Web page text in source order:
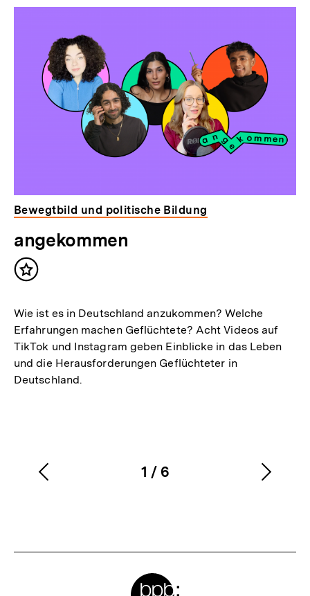
weitere
Inhalte
Bewegtbild und politische Bildung
angekommen
Inhalt
Wie ist es in Deutschland anzukommen? Welche
Erfahrungen machen Geflüchtete? Acht Videos auf
TikTok und Instagram geben Einblicke in das Leben
und die Herausforderungen Geflüchteter in
Deutschland.
Karussellinhalt
1
von
/ 6
Vorherigen